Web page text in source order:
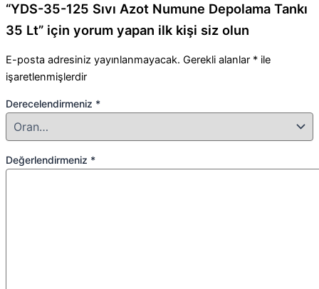
“YDS-35-125 Sıvı Azot Numune Depolama Tankı
35 Lt” için yorum yapan ilk kişi siz olun
E-posta adresiniz yayınlanmayacak. Gerekli alanlar * ile
işaretlenmişlerdir
Derecelendirmeniz *
Değerlendirmeniz *